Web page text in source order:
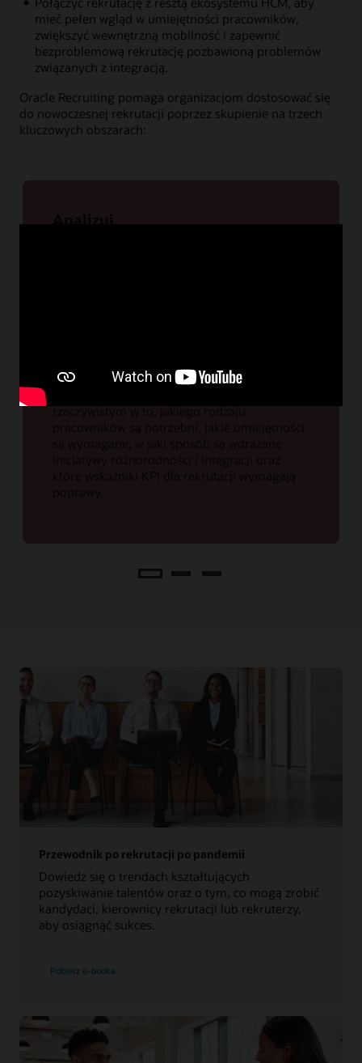
mieć pełen wgląd w umiejętności pracowników,
zwiększyć wewnętrzną mobilność i zapewnić
bezproblemową rekrutację pozbawioną problemów
związanych z integracją.
Oracle Recruiting pomaga organizacjom dostosować się
do nowoczesnej rekrutacji poprzez skupienie na trzech
kluczowych obszarach:
Analizuj
procesu zatrudniania nabiera kluczowego
rzeczywistym w to, jakiego rodzaju
Przewodnik po rekrutacji po pandemii
Dowiedz się o trendach kształtujących
pozyskiwanie talentów oraz o tym, co mogą zrobić
kandydaci, kierownicy rekrutacji lub rekruterzy,
aby osiągnąć sukces.
Pobierz e-booka